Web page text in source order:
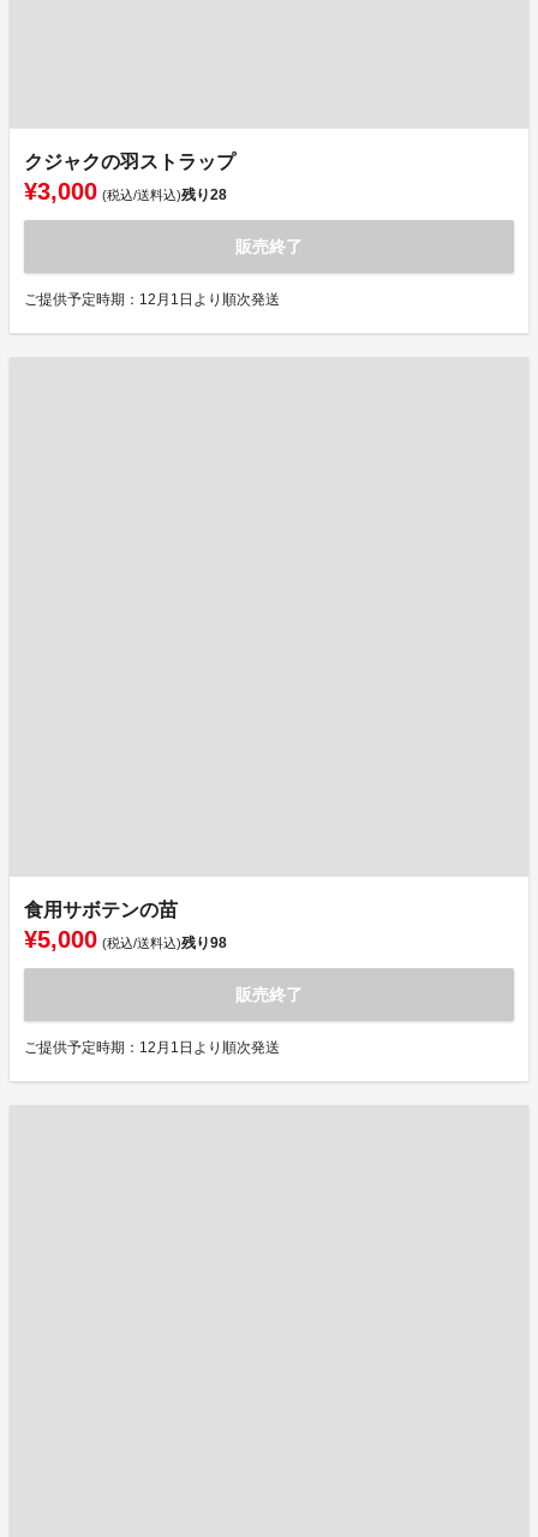
クジャクの羽ストラップ
¥3,000 (税込/送料込)残り28
販売終了
ご提供予定時期：12月1日より順次発送
食用サボテンの苗
¥5,000 (税込/送料込)残り98
販売終了
ご提供予定時期：12月1日より順次発送